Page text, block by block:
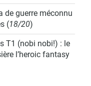
de guerre méconnu
(18/20)
T1 (nobi nobi!) : le
l’heroic fantasy